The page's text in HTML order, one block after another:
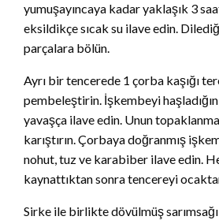
yumuşayıncaya kadar yaklaşık 3
eksildikçe sıcak su ilave edin.
parçalara bölün.
Ayrı bir tencerede 1 çorba kaşığı
pembeleştirin. İşkembeyi
yavaşça ilave edin. Unun
karıştırın. Çorbaya doğranmış
nohut, tuz ve karabiber ilave edin.
kaynattıktan sonra tencereyi
Sirke ile birlikte dövülmüş